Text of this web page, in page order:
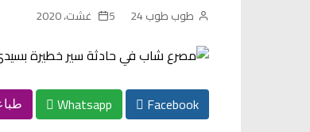
طوب طوب 24 5 غشت، 2020
Facebook
Whatsapp